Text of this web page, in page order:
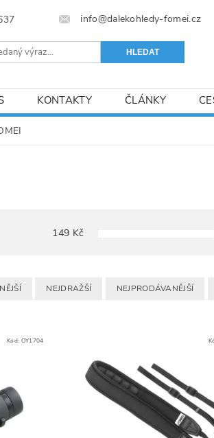
info@dalekohledy-fomei.cz
KONTAKTY ČLÁNKY
149 Kč
NEJDRAŽŠÍ NEJPRODÁVANĚJŠÍ
Kód: OY1704